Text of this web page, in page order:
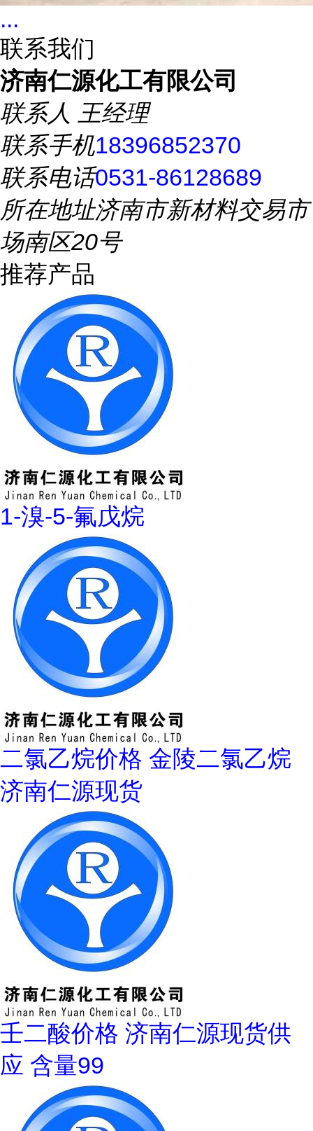
...
联系我们
济南仁源化工有限公司
联系人 王经理
联系手机18396852370
联系电话0531-86128689
所在地址济南市新材料交易市
场南区20号
推荐产品
1-溴-5-氟戊烷
二氯乙烷价格 金陵二氯乙烷
济南仁源现货
壬二酸价格 济南仁源现货供
应 含量99